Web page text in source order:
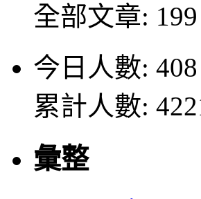
全部文章: 199
今日人數: 408
累計人數:
彙整